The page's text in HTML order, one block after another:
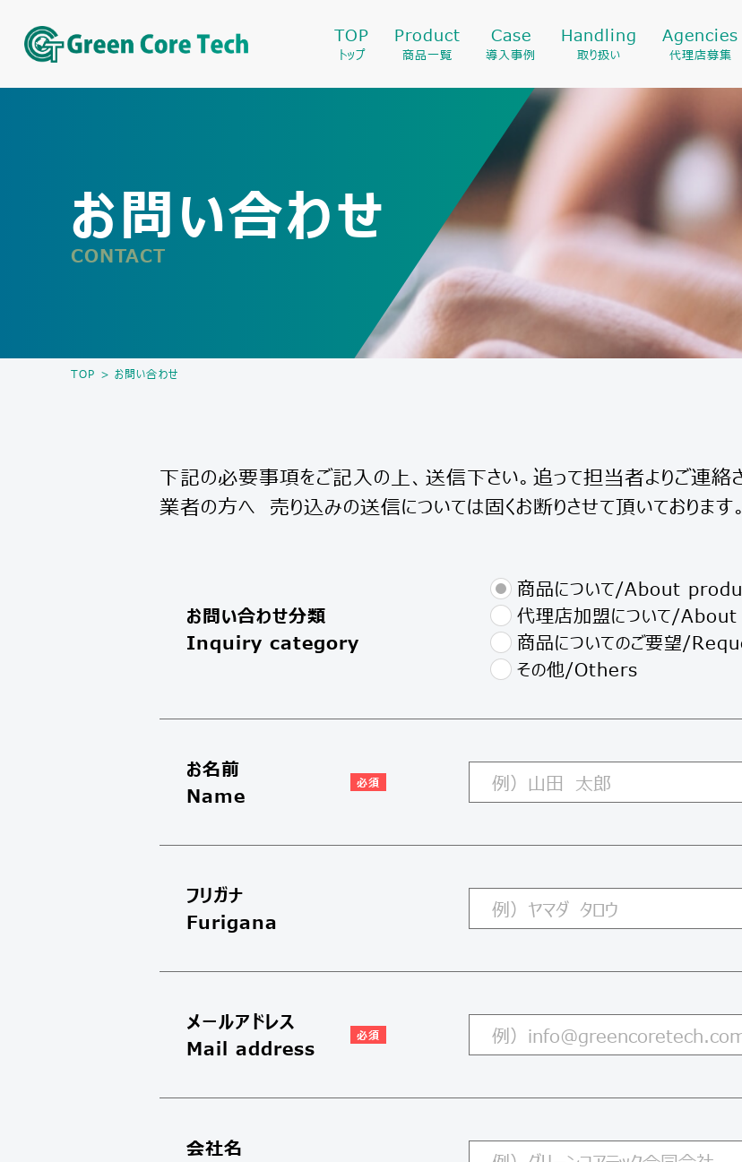
TOP
トップ
Product
商品一覧
Case
導入事例
Handling
取り扱い
Agencies
代理店募集
お問い合わせ
CONTACT
TOP > お問い合わせ
下記の必要事項をご記入の上、送信下さい。追って担当者よりご連絡さ
業者の方へ 売り込みの送信については固くお断りさせて頂いております。
お問い合わせ分類
Inquiry category
商品について/About
代理店加盟について/
商品についてのご要望/
その他/Others
お名前
Name
フリガナ
Furigana
メールアドレス
Mail address
会社名